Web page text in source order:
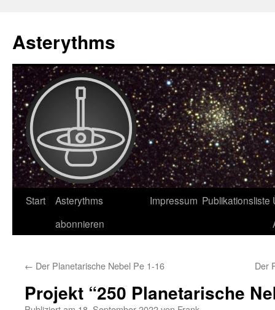
Asterythms
Zum
Start
Asterythms
abonnieren
Impressum Publikationsliste
← Der Planetarische Nebel Pe 1-16 Der
Projekt “250 Planetarische